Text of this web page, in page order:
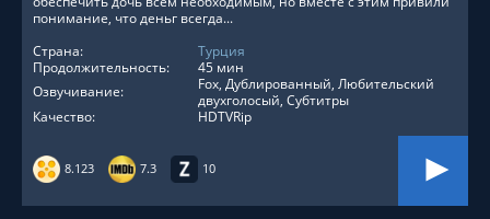
8.123 7.3 10
понимание, что деньг всегда...
Страна:
Турция
Продолжительность:
45 мин
Озвучивание:
Fox, Дублированный, Любительский
двухголосый, Субтитры
Качество:
HDTVRip